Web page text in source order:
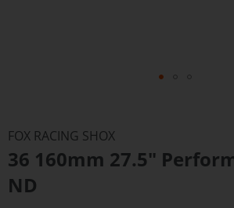
der
Bildergalerie
springen
FOX RACING SHOX
36 160mm 27.5"
ND